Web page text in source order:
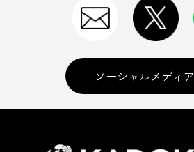
ソーシャルメディ